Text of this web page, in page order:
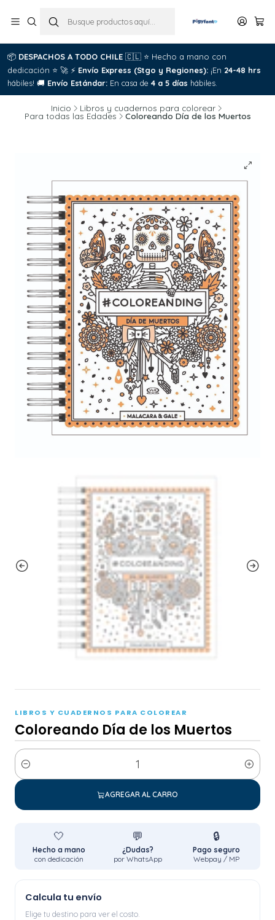
📦 DESPACHOS A TODO CHILE 🇨🇱 ⭐ Hecho a mano con
dedicación ⭐ 🚀 ⚡ Envío Express (Stgo y Regiones): ¡En 24-48 hrs
hábiles! 🚚 Envío Estándar: En casa de 4 a 5 días hábiles.
Inicio Libros y cuadernos para colorear
Para todas las Edades Coloreando Día de los Muertos
LIBROS Y CUADERNOS PARA COLOREAR
Coloreando Día de los Muertos
Cantidad
AGREGAR AL CARRO
🤍
Hecho a mano
con dedicación
💬
¿Dudas?
por WhatsApp
🔒
Pago seguro
Webpay / MP
Calcula tu envío
Elige tu destino para ver el costo.